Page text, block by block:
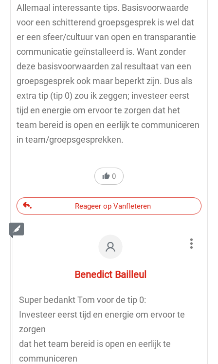
Allemaal interessante tips. Basisvoorwaarde
voor een schitterend groepsgesprek is wel dat
er een sfeer/cultuur van open en transparantie
communicatie geïnstalleerd is. Want zonder
deze basisvoorwaarden zal resultaat van een
groepsgesprek ook maar beperkt zijn. Dus als
extra tip (tip 0) zou ik zeggen; investeer eerst
tijd en energie om ervoor te zorgen dat het
team bereid is open en eerlijk te communiceren
in team/groepsgesprekken.
0
Reageer op Vanfleteren
Benedict Bailleul
Super bedankt Tom voor de tip 0:
Investeer eerst tijd en energie om ervoor te
zorgen
dat het team bereid is open en eerlijk te
communiceren